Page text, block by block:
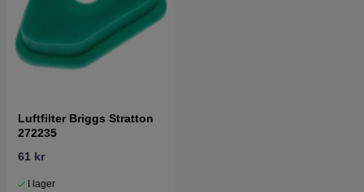
Luftfilter Briggs Stratton
272235
61 kr
I lager